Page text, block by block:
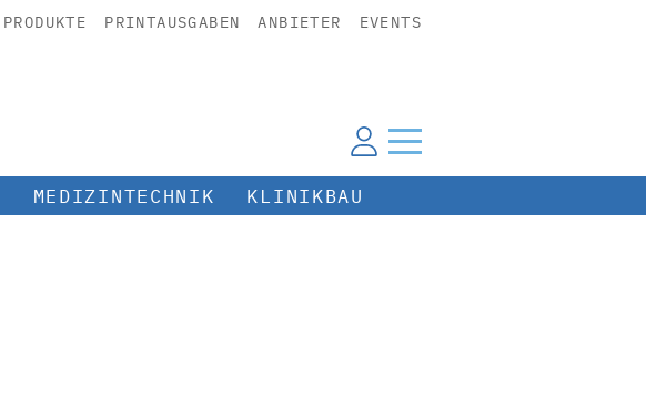
PRODUKTE PRINTAUSGABEN ANBIETER EVENTS
MEDIZINTECHNIK KLINIKBAU